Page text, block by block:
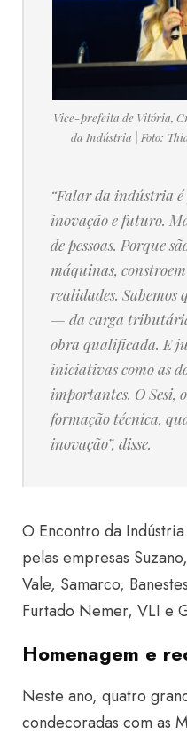
Vice-prefeita de Vitória,
da Indústria | Foto:
“Falar da indústria
inovação e futuro.
de pessoas. Porque
máquinas,
realidades. Sabemos
— da carga tributária
obra qualificada. E
iniciativas como as
importantes. O Sesi,
formação técnica,
inovação”, disse.
O Encontro da
pelas empresas
Vale, Samarco,
Furtado Nemer, VLI e
Homenagem e
Neste ano, quatro
condecoradas com as